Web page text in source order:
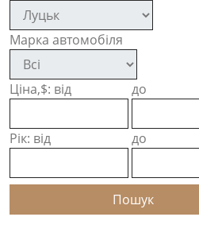
Марка автомобіля
Ціна,$: від до
Рік: від до